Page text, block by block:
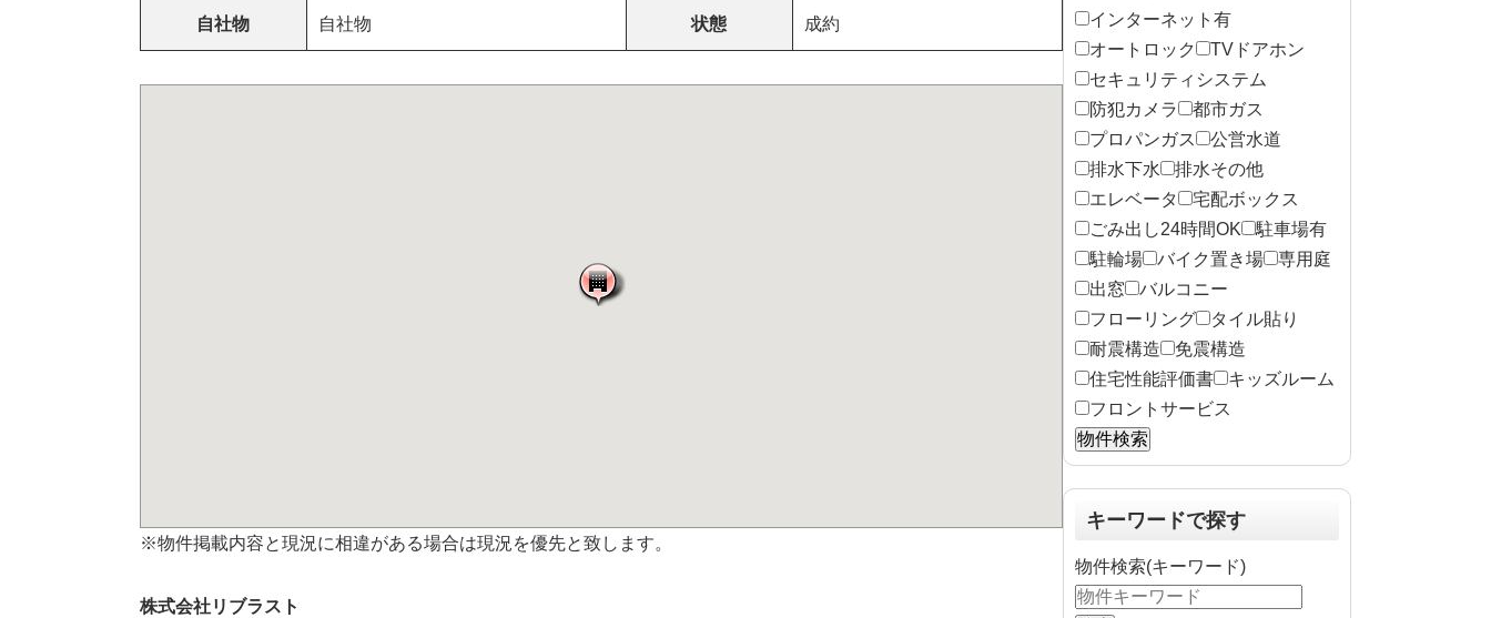
自社物 自社物 状態 成約
※物件掲載内容と現況に相違がある場合は現況を優先と致します。
株式会社リブラスト
インターネット有
オートロック
TVドアホン
セキュリティシステム
防犯カメラ
都市ガス
プロパンガス
公営水道
排水下水
排水その他
エレベータ
宅配ボックス
ごみ出し24時間OK
駐車場有
駐輪場
バイク置き場
専用庭
出窓
バルコニー
フローリング
タイル貼り
耐震構造
免震構造
住宅性能評価書
キッズルーム
フロントサービス
キーワードで探す
物件検索(キーワード)